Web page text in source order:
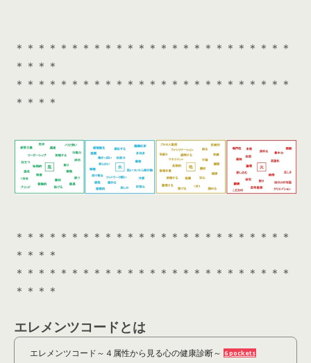
＊＊＊＊＊＊＊＊＊＊＊＊＊＊＊＊＊＊＊＊＊＊＊＊＊
＊＊＊＊
＊＊＊＊＊＊＊＊＊＊＊＊＊＊＊＊＊＊＊＊＊＊＊＊＊
＊＊＊＊
＊＊＊＊＊＊＊＊＊＊＊＊＊＊＊＊＊＊＊＊＊＊＊＊＊
＊＊＊＊
＊＊＊＊＊＊＊＊＊＊＊＊＊＊＊＊＊＊＊＊＊＊＊＊＊
＊＊＊＊
エレメンツコードとは
エレメンツコード～４属性から見る心の健康診断～ 6 pockets